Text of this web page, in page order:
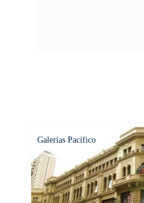
Galerías Pacífico